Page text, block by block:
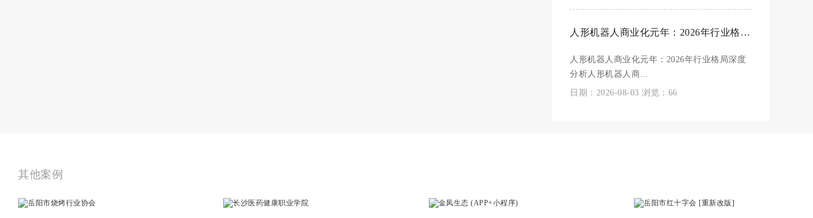
人形机器人商业化元年：2026年行业格局深度分析
人形机器人商业化元年：2026年行业格局深度
分析人形机器人商...
日期：2026-08-03 浏览：66
其他案例